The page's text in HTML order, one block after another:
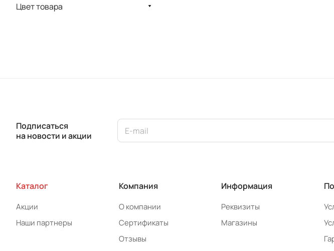
Цвет товара
Подписаться
на новости и акции
Каталог
Акции
Наши партнеры
Компания
О компании
Сертификаты
Отзывы
Информация
Реквизиты
Магазины